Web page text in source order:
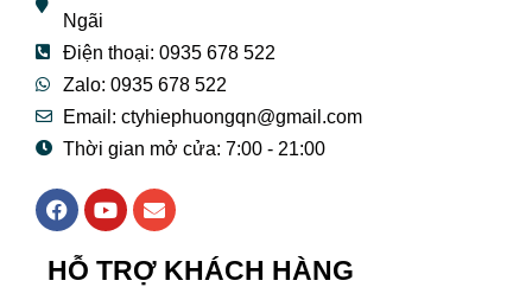
Ngãi
Điện thoại: 0935 678 522
Zalo: 0935 678 522
Email: ctyhiephuongqn@gmail.com
Thời gian mở cửa: 7:00 - 21:00
F
a
e
Y
o
t
E
n
e
HỖ TRỢ KHÁCH HÀNG